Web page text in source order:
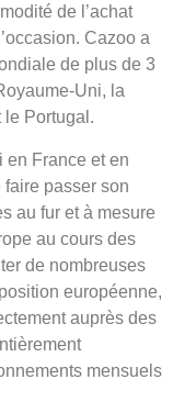
de l’achat
Cazoo a
de plus de 3
Uni, la
le Portugal.
en France et en
passer son
au fur et à mesure
au cours des
de nombreuses
européenne,
auprès des
mensuels